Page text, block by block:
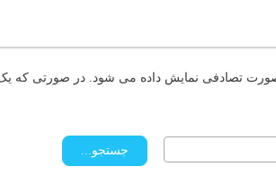
تصادفی نمایش داده می شود. در صورتی که یک